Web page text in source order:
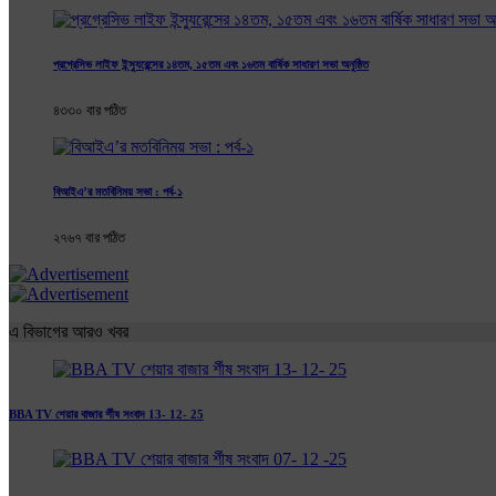
প্রগ্রেসিভ লাইফ ইন্স্যুরেন্সের ১৪তম, ১৫তম এবং ১৬তম বার্ষিক সাধারণ সভা অনুষ্ঠিত
৪৩৩০ বার পঠিত
বিআইএ’র মতবিনিময় সভা : পর্ব-১
২৭৬৭ বার পঠিত
এ বিভাগের আরও খবর
BBA TV শেয়ার বাজার র্শীষ সংবাদ 13- 12- 25